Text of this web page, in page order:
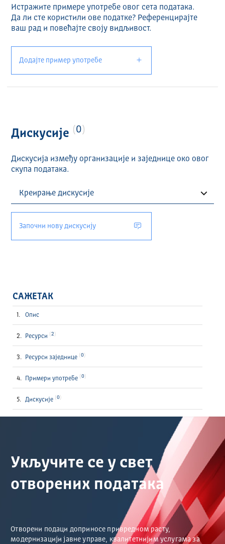
Скуп података је објављен у складу са спроведеном
уредбом Комисије (ЕУ) 2023/138 о успостављању
листе посебних скупова података високе вредности.
Машински читљив опис
Пун машински читљив опис скупа података доступан
је преко HVDmetadataendpoint-а.
Истражите примере употребе овог сета података.
Да ли сте користили ове податке? Референцирајте
ваш рад и повећајте своју видљивост.
Додајте пример употребе
Дискусије 0
Дискусија између организације и заједнице око овог
скупа података.
Започни нову дискусију
САЖЕТАК
Опис
Ресурси 2
Ресурси заједнице 0
Примери употребе 0
Дискусије 0
Укључите се у свет
отворених података
Отворени подаци доприносе привредном расту,
модернизацији јавне управе, квалитетнијим услугама за